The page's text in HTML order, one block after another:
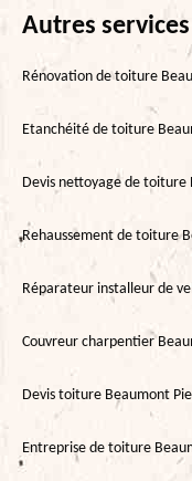
Autres services
Rénovation de toiture
Etanchéité de toiture
Devis nettoyage de toiture
Rehaussement de toiture
Réparateur installeur de
Couvreur charpentier
Devis toiture Beaumont
Entreprise de toiture